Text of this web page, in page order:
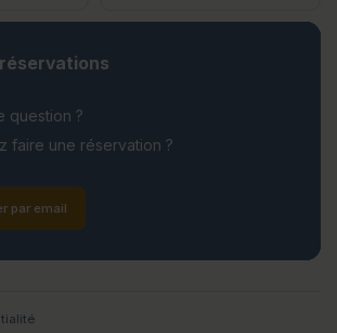
question ?
faire une réservation ?
par email